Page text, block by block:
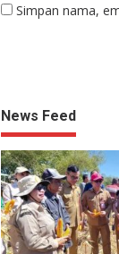
Simpan nama,
News Feed